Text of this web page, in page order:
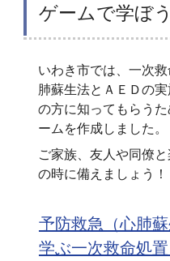
ゲームで学ぼ
いわき市では、一次
肺蘇生法とＡＥＤの
の方に知ってもらう
ームを作成しました。
ご家族、友人や同僚
の時に備えましょう！
予防救急（心肺
学ぶ一次救命処置